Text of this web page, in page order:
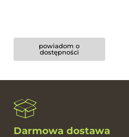
powiadom o
dostępności
Darmowa dostawa